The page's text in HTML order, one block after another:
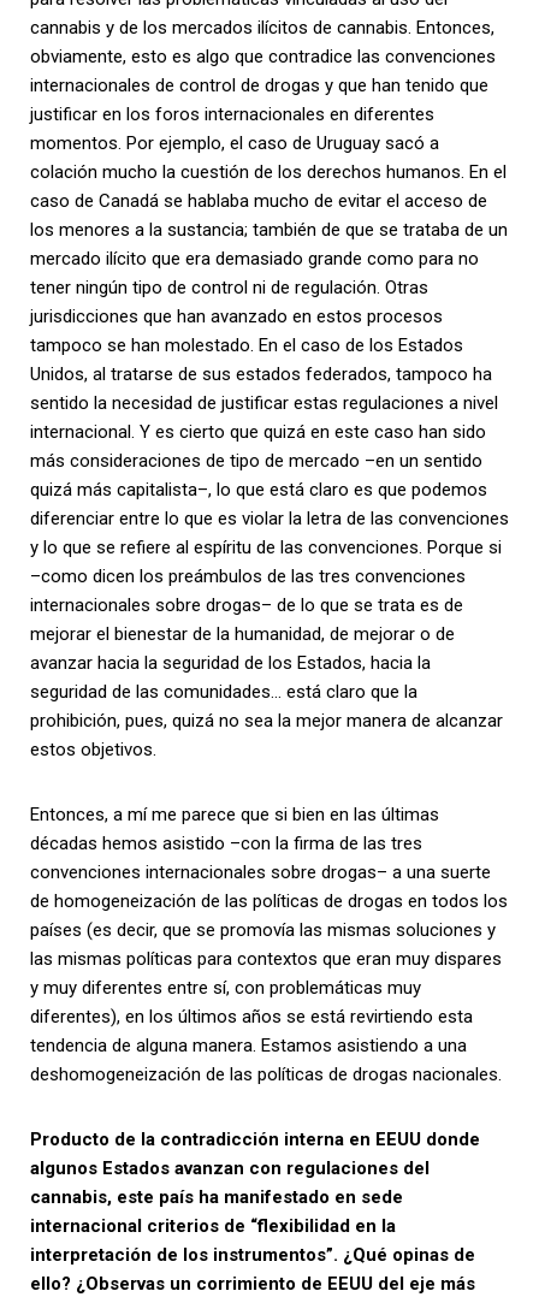
cannabis y de los mercados ilícitos de cannabis. Entonces,
obviamente, esto es algo que contradice las convenciones
internacionales de control de drogas y que han tenido que
justificar en los foros internacionales en diferentes
momentos. Por ejemplo, el caso de Uruguay sacó a
colación mucho la cuestión de los derechos humanos. En el
caso de Canadá se hablaba mucho de evitar el acceso de
los menores a la sustancia; también de que se trataba de un
mercado ilícito que era demasiado grande como para no
tener ningún tipo de control ni de regulación. Otras
jurisdicciones que han avanzado en estos procesos
tampoco se han molestado. En el caso de los Estados
Unidos, al tratarse de sus estados federados, tampoco ha
sentido la necesidad de justificar estas regulaciones a nivel
internacional. Y es cierto que quizá en este caso han sido
más consideraciones de tipo de mercado –en un sentido
quizá más capitalista–, lo que está claro es que podemos
diferenciar entre lo que es violar la letra de las convenciones
y lo que se refiere al espíritu de las convenciones. Porque si
–como dicen los preámbulos de las tres convenciones
internacionales sobre drogas– de lo que se trata es de
mejorar el bienestar de la humanidad, de mejorar o de
avanzar hacia la seguridad de los Estados, hacia la
seguridad de las comunidades… está claro que la
prohibición, pues, quizá no sea la mejor manera de alcanzar
estos objetivos.
Entonces, a mí me parece que si bien en las últimas
décadas hemos asistido –con la firma de las tres
convenciones internacionales sobre drogas– a una suerte
de homogeneización de las políticas de drogas en todos los
países (es decir, que se promovía las mismas soluciones y
las mismas políticas para contextos que eran muy dispares
y muy diferentes entre sí, con problemáticas muy
diferentes), en los últimos años se está revirtiendo esta
tendencia de alguna manera. Estamos asistiendo a una
deshomogeneización de las políticas de drogas nacionales.
Producto de la contradicción interna en EEUU donde
algunos Estados avanzan con regulaciones del
cannabis, este país ha manifestado en sede
internacional criterios de “flexibilidad en la
interpretación de los instrumentos”. ¿Qué opinas de
ello? ¿Observas un corrimiento de EEUU del eje más